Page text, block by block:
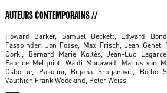
AUTEURS CONTEMPORAINS //
Howard Barker, Samuel Beckett, Edward
Fassbinder, Jon Fosse, Max Frisch, Jean
Gorki, Bernard Marie Koltès, Jean-Luc
Fabrice Melquiot, Wajdi Mouawad, Marius von
Osborne, Pasolini, Biljana Srbljanovic, Botho
Vauthier, Frank Wedekind, Peter Weiss.